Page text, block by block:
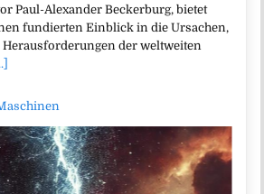
Paul-Alexander Beckerburg, bietet
fundierten Einblick in die Ursachen,
der weltweiten